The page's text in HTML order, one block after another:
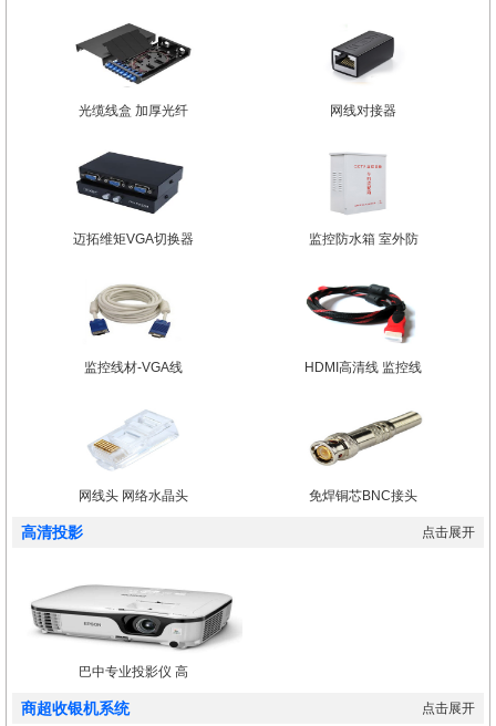
光缆线盒 加厚光纤 网线对接器
迈拓维矩VGA切换器 监控防水箱 室外防
监控线材-VGA线 HDMI高清线 监控线
网线头 网络水晶头 免焊铜芯BNC接头
高清投影 点击展开
巴中专业投影仪 高
商超收银机系统 点击展开